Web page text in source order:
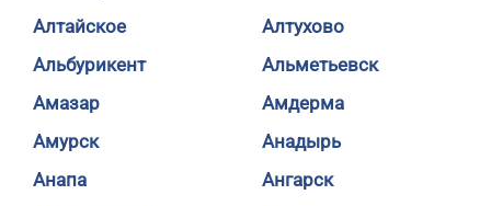
Алтайское
Алтухово
Альбурикент
Альметьевск
Амазар
Амдерма
Амурск
Анадырь
Анапа
Ангарск